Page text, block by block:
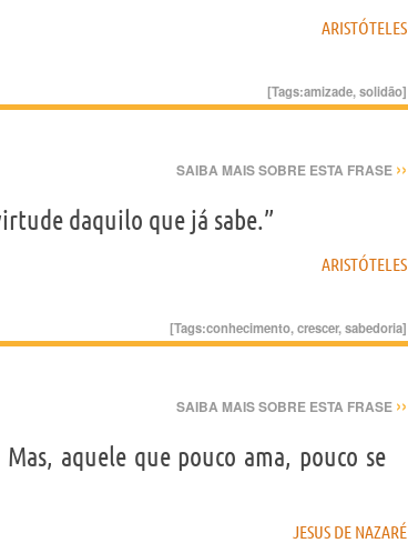
ARISTÓTELES
[Tags:amizade,solidão]
SAIBA MAIS SOBRE ESTA FRASE ››
daquilo que já sabe.”
ARISTÓTELES
[Tags:conhecimento,crescer,sabedoria]
SAIBA MAIS SOBRE ESTA FRASE ››
aquele que pouco ama, pouco se
JESUS DE NAZARÉ